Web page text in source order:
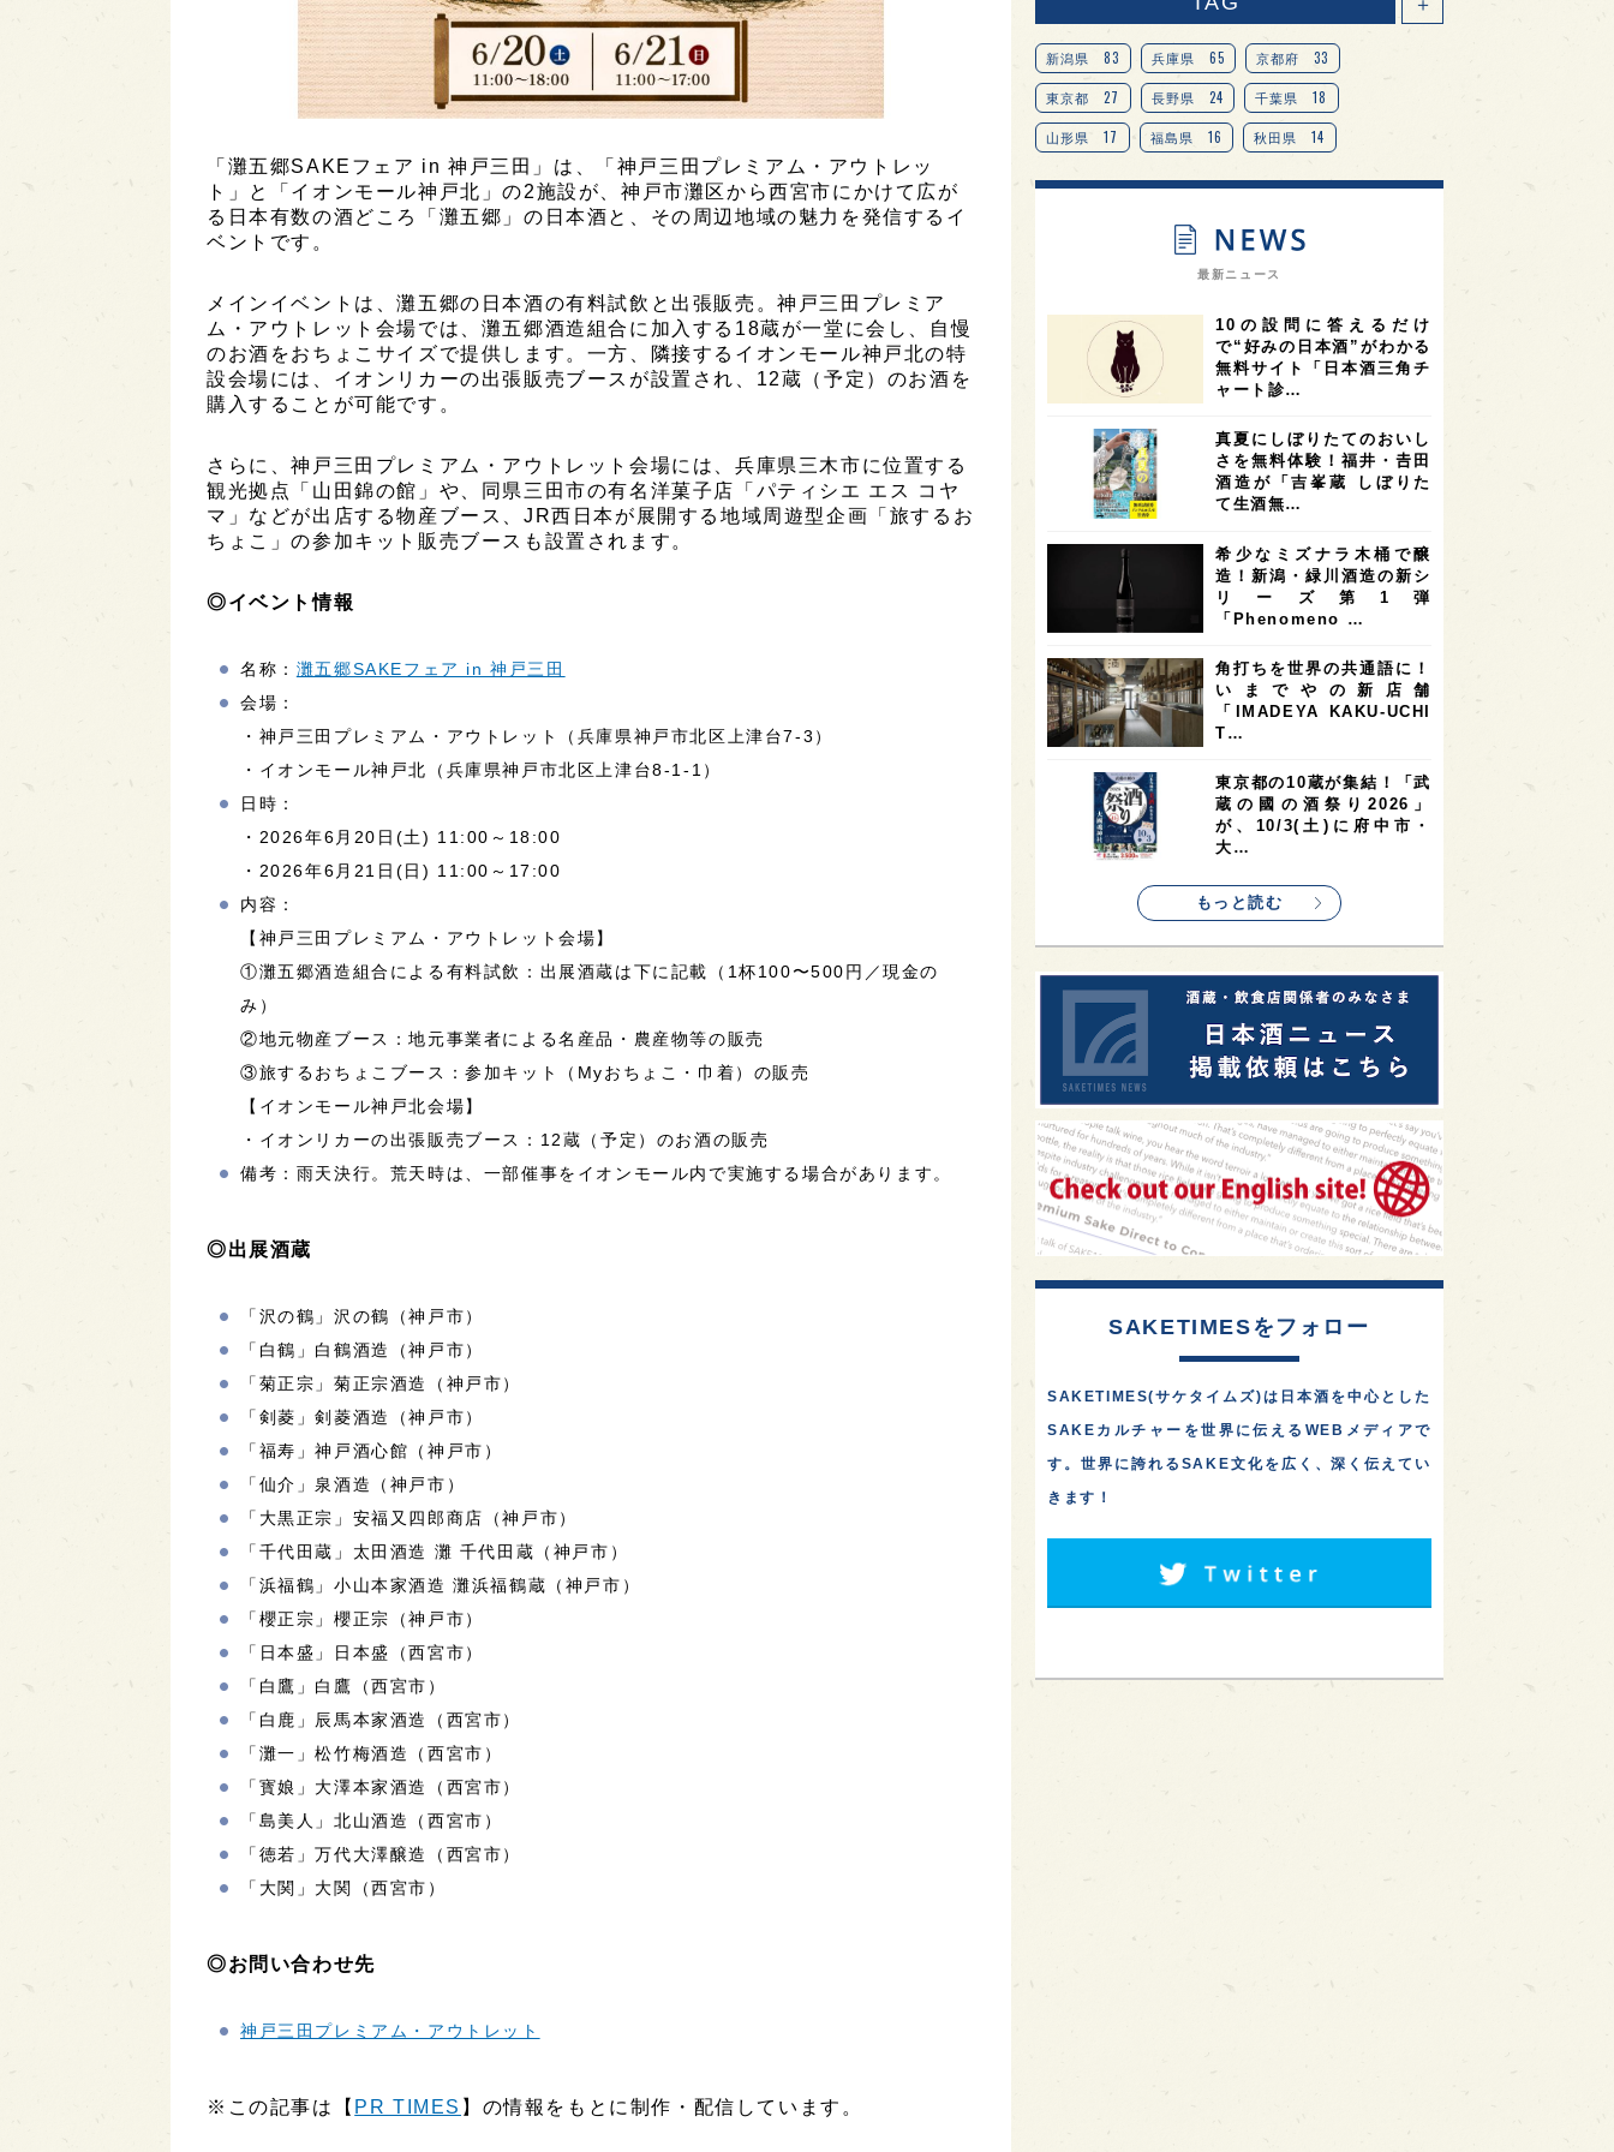
「灘五郷SAKEフェア in 神戸三田」は、「神戸三田プレミアム・アウトレッ
ト」と「イオンモール神戸北」の2施設が、神戸市灘区から西宮市にかけて広が
る日本有数の酒どころ「灘五郷」の日本酒と、その周辺地域の魅力を発信するイ
ベントです。
メインイベントは、灘五郷の日本酒の有料試飲と出張販売。神戸三田プレミア
ム・アウトレット会場では、灘五郷酒造組合に加入する18蔵が一堂に会し、自慢
のお酒をおちょこサイズで提供します。一方、隣接するイオンモール神戸北の特
設会場には、イオンリカーの出張販売ブースが設置され、12蔵（予定）のお酒を
購入することが可能です。
さらに、神戸三田プレミアム・アウトレット会場には、兵庫県三木市に位置する
観光拠点「山田錦の館」や、同県三田市の有名洋菓子店「パティシエ エス コヤ
マ」などが出店する物産ブース、JR西日本が展開する地域周遊型企画「旅するお
ちょこ」の参加キット販売ブースも設置されます。
◎イベント情報
名称： 灘五郷SAKEフェア in 神戸三田
会場：
・神戸三田プレミアム・アウトレット（兵庫県神戸市北区上津台7-3）
・イオンモール神戸北（兵庫県神戸市北区上津台8-1-1）
日時：
・2026年6月20日(土) 11:00～18:00
・2026年6月21日(日) 11:00～17:00
内容：
【神戸三田プレミアム・アウトレット会場】
①灘五郷酒造組合による有料試飲：出展酒蔵は下に記載（1杯100〜500円／現金の
み）
②地元物産ブース：地元事業者による名産品・農産物等の販売
③旅するおちょこブース：参加キット（Myおちょこ・巾着）の販売
【イオンモール神戸北会場】
・イオンリカーの出張販売ブース：12蔵（予定）のお酒の販売
備考：雨天決行。荒天時は、一部催事をイオンモール内で実施する場合があります。
◎出展酒蔵
「沢の鶴」沢の鶴（神戸市）
「白鶴」白鶴酒造（神戸市）
「菊正宗」菊正宗酒造（神戸市）
「剣菱」剣菱酒造（神戸市）
「福寿」神戸酒心館（神戸市）
「仙介」泉酒造（神戸市）
「大黒正宗」安福又四郎商店（神戸市）
「千代田蔵」太田酒造 灘 千代田蔵（神戸市）
「浜福鶴」小山本家酒造 灘浜福鶴蔵（神戸市）
「櫻正宗」櫻正宗（神戸市）
「日本盛」日本盛（西宮市）
「白鷹」白鷹（西宮市）
「白鹿」辰馬本家酒造（西宮市）
「灘一」松竹梅酒造（西宮市）
「寳娘」大澤本家酒造（西宮市）
「島美人」北山酒造（西宮市）
「徳若」万代大澤醸造（西宮市）
「大関」大関（西宮市）
◎お問い合わせ先
神戸三田プレミアム・アウトレット
※この記事は【 PR TIMES 】の情報をもとに制作・配信しています。
＋
新潟県 83 兵庫県 65 京都府 33
東京都 27 長野県 24 千葉県 18
山形県 17 福島県 16 秋田県 14
愛知県 14 宮城県 14 岐阜県 13
オピニオンリーダーの視点 9
奈良県 滋賀県 7 和歌山県 6
富山県 6 フランス 6 高知県 5 島根県 5
4 アメリカ 4 神奈川県 4
4 三重県 大阪府 3
オーストラリア 台湾 2 アジア 2
SAKEの時代を生きる 静岡県 1 長崎県
全蔵めぐり 1 シンガポール 1 カナダ 1
群馬県 1 熊本県 徳島県
イギリス 1 ノルウェー 1 新宿区 1
歌舞伎町 1 1 鳥取県 1
saketimes_image_4
最新ニュース
10の設問に答えるだけ
で“好みの日本酒”がわかる
無料サイト「日本酒三角チ
ャート診…
真夏にしぼりたてのおいし
さを無料体験！福井・𠮷田
酒造が「吉峯蔵 しぼりた
て生酒無…
希少なミズナラ木桶で醸
造！新潟・緑川酒造の新シ
リーズ第1弾
「Phenomeno …
角打ちを世界の共通語に！
いまでやの新店舗
「IMADEYA KAKU-UCHI
T…
東京都の10蔵が集結！「武
蔵の國の酒祭り2026」
が、10/3(土)に府中市・
大…
もっと読む
SAKETIMESをフォロー
SAKETIMES(サケタイムズ)は日本酒を中心とした
SAKEカルチャーを世界に伝えるWEBメディアで
す。世界に誇れるSAKE文化を広く、深く伝えてい
きます！